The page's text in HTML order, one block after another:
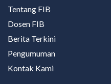
Tentang FIB
Dosen FIB
Berita Terkini
Pengumuman
Kontak Kami